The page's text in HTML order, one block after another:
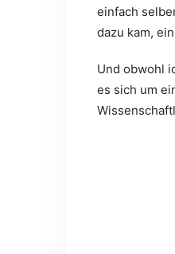
einfach
dazu kam,
Und obwohl
es sich um